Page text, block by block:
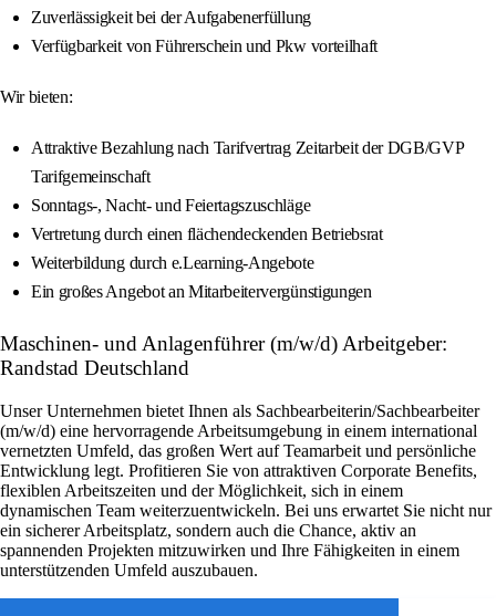
Zuverlässigkeit bei der Aufgabenerfüllung
Verfügbarkeit von Führerschein und Pkw vorteilhaft
Wir bieten:
Attraktive Bezahlung nach Tarifvertrag Zeitarbeit der DGB/GVP
Tarifgemeinschaft
Sonntags-, Nacht- und Feiertagszuschläge
Vertretung durch einen flächendeckenden Betriebsrat
Weiterbildung durch e.Learning-Angebote
Ein großes Angebot an Mitarbeitervergünstigungen
Maschinen- und Anlagenführer (m/w/d) Arbeitgeber:
Randstad Deutschland
Unser Unternehmen bietet Ihnen als Sachbearbeiterin/Sachbearbeiter
(m/w/d) eine hervorragende Arbeitsumgebung in einem international
vernetzten Umfeld, das großen Wert auf Teamarbeit und persönliche
Entwicklung legt. Profitieren Sie von attraktiven Corporate Benefits,
flexiblen Arbeitszeiten und der Möglichkeit, sich in einem
dynamischen Team weiterzuentwickeln. Bei uns erwartet Sie nicht nur
ein sicherer Arbeitsplatz, sondern auch die Chance, aktiv an
spannenden Projekten mitzuwirken und Ihre Fähigkeiten in einem
unterstützenden Umfeld auszubauen.